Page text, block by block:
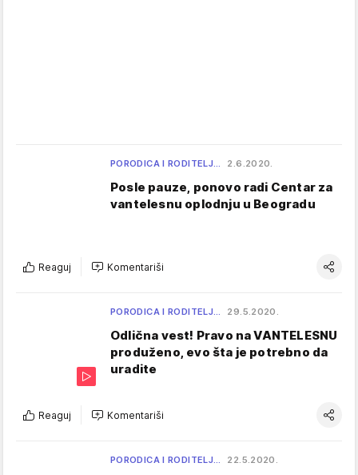
PORODICA I RODITELJ… 2.6.2020.
Posle pauze, ponovo radi Centar za
vantelesnu oplodnju u Beogradu
Reaguj Komentariši
PORODICA I RODITELJ… 29.5.2020.
Odlična vest! Pravo na VANTELESNU
produženo, evo šta je potrebno da
uradite
Reaguj Komentariši
PORODICA I RODITELJ… 22.5.2020.